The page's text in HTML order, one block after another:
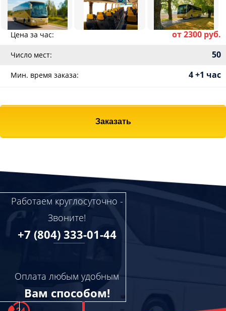
Цена за час: от 2300 руб.
Число мест: 50
Мин. время заказа: 4 +1 час
Заказать
Работаем круглосуточно -
Звоните!
+7 (804) 333-01-44
Оплата любым удобным
Вам способом!